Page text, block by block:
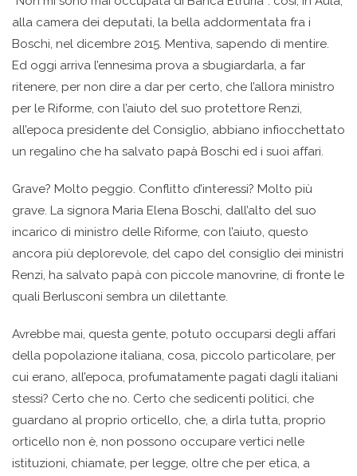
alla camera dei deputati, la bella addormentata fra i
Boschi, nel dicembre 2015. Mentiva, sapendo di mentire.
Ed oggi arriva l’ennesima prova a sbugiardarla, a far
ritenere, per non dire a dar per certo, che l’allora ministro
per le Riforme, con l’aiuto del suo protettore Renzi,
all’epoca presidente del Consiglio, abbiano infiocchettato
un regalino che ha salvato papà Boschi ed i suoi affari.
Grave? Molto peggio. Conflitto d’interessi? Molto più
grave. La signora Maria Elena Boschi, dall’alto del suo
incarico di ministro delle Riforme, con l’aiuto, questo
ancora più deplorevole, del capo del consiglio dei ministri
Renzi, ha salvato papà con piccole manovrine, di fronte le
quali Berlusconi sembra un dilettante.
Avrebbe mai, questa gente, potuto occuparsi degli affari
della popolazione italiana, cosa, piccolo particolare, per
cui erano, all’epoca, profumatamente pagati dagli italiani
stessi? Certo che no. Certo che sedicenti politici, che
guardano al proprio orticello, che, a dirla tutta, proprio
orticello non è, non possono occupare vertici nelle
istituzioni, chiamate, per legge, oltre che per etica, a